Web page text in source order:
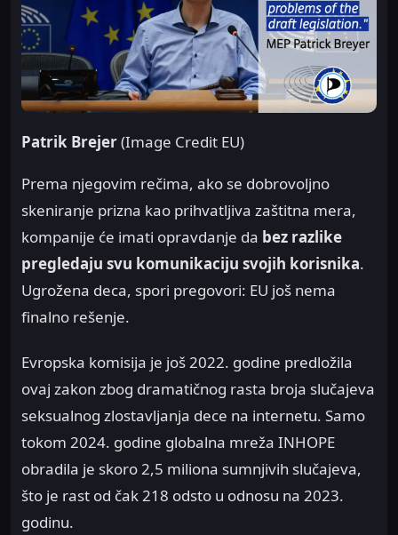
Patrik Brejer(Image Credit EU)
Prema njegovim rečima, ako se dobrovoljno
skeniranje prizna kao prihvatljiva zaštitna mera,
kompanije će imati opravdanje da bez razlike
pregledaju svu komunikaciju svojih korisnika.
Ugrožena deca, spori pregovori: EU još nema
finalno rešenje.
Evropska komisija je još 2022. godine predložila
ovaj zakon zbog dramatičnog rasta broja slučajeva
seksualnog zlostavljanja dece na internetu. Samo
tokom 2024. godine globalna mreža INHOPE
obradila je skoro 2,5 miliona sumnjivih slučajeva,
što je rast od čak 218 odsto u odnosu na 2023.
godinu.